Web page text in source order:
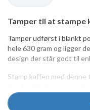
Tamper til at stampe
Tamper udførst i blankt
hele 630 gram og ligger
design der står godt til
Stamp kaffen med
tage 53 mm mål.